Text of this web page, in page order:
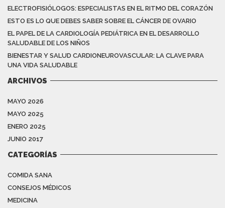
ELECTROFISIÓLOGOS: ESPECIALISTAS EN EL RITMO DEL CORAZÓN
ESTO ES LO QUE DEBES SABER SOBRE EL CÁNCER DE OVARIO
EL PAPEL DE LA CARDIOLOGÍA PEDIÁTRICA EN EL DESARROLLO
SALUDABLE DE LOS NIÑOS
BIENESTAR Y SALUD CARDIONEUROVASCULAR: LA CLAVE PARA
UNA VIDA SALUDABLE
ARCHIVOS
MAYO 2026
MAYO 2025
ENERO 2025
JUNIO 2017
CATEGORÍAS
COMIDA SANA
CONSEJOS MÉDICOS
MEDICINA